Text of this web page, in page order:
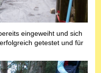
eingeweiht und sich
getestet und für